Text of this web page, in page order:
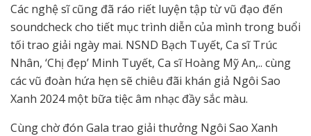
Các nghệ sĩ cũng đã ráo riết luyện tập từ vũ đạo đến
soundcheck cho tiết mục trình diễn của mình trong buổi
tối trao giải ngày mai. NSND Bạch Tuyết, Ca sĩ Trúc
Nhân, ‘Chị đẹp’ Minh Tuyết, Ca sĩ Hoàng Mỹ An,.. cùng
các vũ đoàn hứa hẹn sẽ chiêu đãi khán giả Ngôi Sao
Xanh 2024 một bữa tiệc âm nhạc đầy sắc màu.
Cùng chờ đón Gala trao giải thưởng Ngôi Sao Xanh